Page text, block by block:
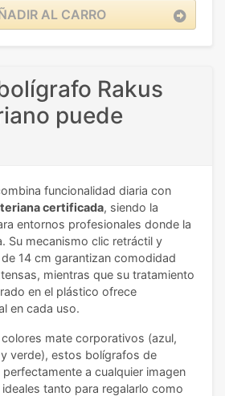
AL CARRO
Rakus
puede
funcionalidad diaria con
certificada, siendo la
entornos profesionales donde la
Su mecanismo clic retráctil y
14 cm garantizan comodidad
mientras que su tratamiento
en el plástico ofrece
en cada uso.
mate corporativos (azul,
verde), estos bolígrafos de
a cualquier imagen
tanto para regalarlo como